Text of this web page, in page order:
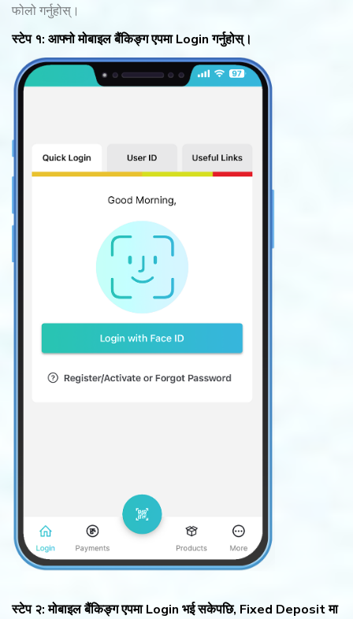
फोलो गर्नुहोस्।
स्टेप १: आफ्नो मोबाइल बैंकिङ्ग एपमा Login गर्नुहोस्।
स्टेप २: मोबाइल बैंकिङ्ग एपमा Login भई सकेपछि, Fixed Deposit मा